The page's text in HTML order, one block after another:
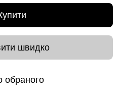
швидко
обраного